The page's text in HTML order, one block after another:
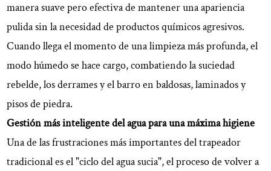
a
la
comodidad
5
Montaje
y
soporte
centrado
en
manera suave pero efectiva de mantener una apariencia
pulida sin la necesidad de productos químicos agresivos.
Cuando llega el momento de una limpieza más profunda, el
modo húmedose hace cargo, combatiendo la suciedad
rebelde, los derrames y el barro en baldosas, laminados y
pisos de piedra.
Gestión más inteligente del agua para una máxima higiene
Una de las frustraciones más importantes del trapeador
tradicional es el "ciclo del agua sucia", el proceso de volver a